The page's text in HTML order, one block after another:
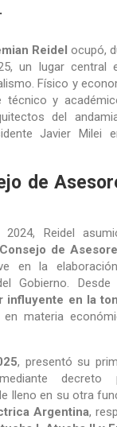
.
Reidel ocupó,
un lugar central
Físico y
técnico y
del
Javier Milei
de
Reidel
de
en la
Gobierno.
influyente en la
en materia
, presentó su
decreto
lleno en su otra
Argentina,